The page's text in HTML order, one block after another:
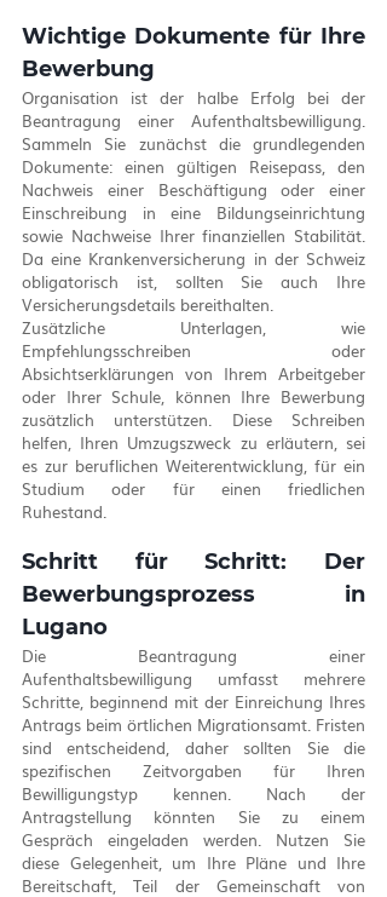
Wichtige Dokumente für Ihre
Bewerbung
Organisation ist der halbe Erfolg bei der
Beantragung einer Aufenthaltsbewilligung.
Sammeln Sie zunächst die grundlegenden
Dokumente: einen gültigen Reisepass, den
Nachweis einer Beschäftigung oder einer
Einschreibung in eine Bildungseinrichtung
sowie Nachweise Ihrer finanziellen Stabilität.
Da eine Krankenversicherung in der Schweiz
obligatorisch ist, sollten Sie auch Ihre
Versicherungsdetails bereithalten.
Zusätzliche Unterlagen, wie
Empfehlungsschreiben oder
Absichtserklärungen von Ihrem Arbeitgeber
oder Ihrer Schule, können Ihre Bewerbung
zusätzlich unterstützen. Diese Schreiben
helfen, Ihren Umzugszweck zu erläutern, sei
es zur beruflichen Weiterentwicklung, für ein
Studium oder für einen friedlichen
Ruhestand.
Schritt für Schritt: Der
Bewerbungsprozess in
Lugano
Die Beantragung einer
Aufenthaltsbewilligung umfasst mehrere
Schritte, beginnend mit der Einreichung Ihres
Antrags beim örtlichen Migrationsamt. Fristen
sind entscheidend, daher sollten Sie die
spezifischen Zeitvorgaben für Ihren
Bewilligungstyp kennen. Nach der
Antragstellung könnten Sie zu einem
Gespräch eingeladen werden. Nutzen Sie
diese Gelegenheit, um Ihre Pläne und Ihre
Bereitschaft, Teil der Gemeinschaft von